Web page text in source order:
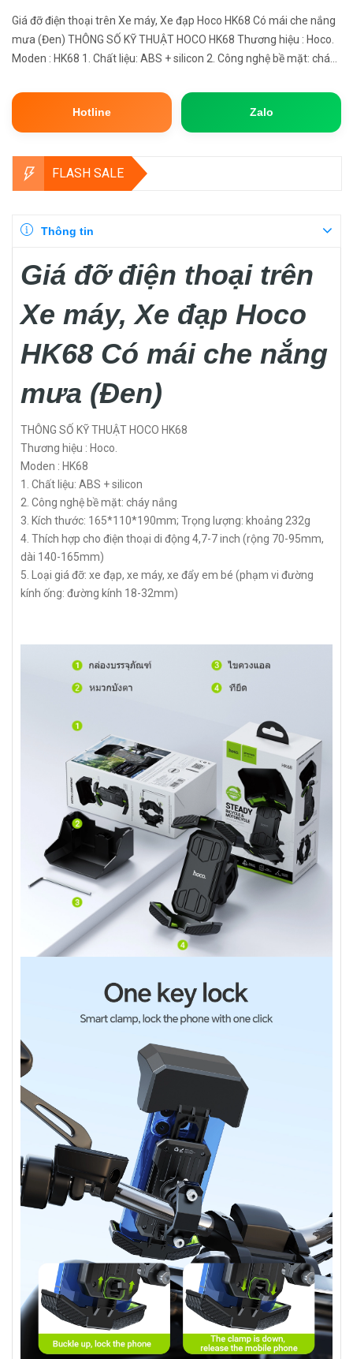
Giá đỡ điện thoại trên Xe máy, Xe đạp Hoco HK68 Có mái che nắng
mưa (Đen) THÔNG SỐ KỸ THUẬT HOCO HK68 Thương hiệu : Hoco.
Moden : HK68 1. Chất liệu: ABS + silicon 2. Công nghệ bề mặt: cháy
Hotline Zalo
FLASH SALE
Thông tin
Giá đỡ điện thoại trên
Xe máy, Xe đạp Hoco
HK68 Có mái che nắng
mưa (Đen)
THÔNG SỐ KỸ THUẬT HOCO HK68
Thương hiệu : Hoco.
Moden : HK68
1. Chất liệu: ABS + silicon
2. Công nghệ bề mặt: cháy nắng
3. Kích thước: 165*110*190mm; Trọng lượng: khoảng 232g
4. Thích hợp cho điện thoại di động 4,7-7 inch (rộng 70-95mm,
dài 140-165mm)
5. Loại giá đỡ: xe đạp, xe máy, xe đẩy em bé (phạm vi đường
kính ống: đường kính 18-32mm)